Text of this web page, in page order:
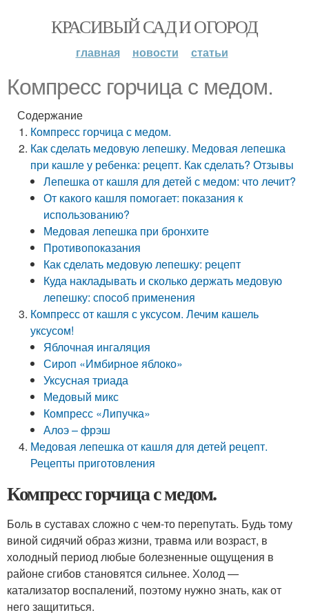
КРАСИВЫЙ САД И ОГОРОД
главная новости статьи
Компресс горчица с медом.
Содержание
Компресс горчица с медом.
Как сделать медовую лепешку. Медовая лепешка
при кашле у ребенка: рецепт. Как сделать? Отзывы
Лепешка от кашля для детей с медом: что лечит?
От какого кашля помогает: показания к
использованию?
Медовая лепешка при бронхите
Противопоказания
Как сделать медовую лепешку: рецепт
Куда накладывать и сколько держать медовую
лепешку: способ применения
Компресс от кашля с уксусом. Лечим кашель
уксусом!
Яблочная ингаляция
Сироп «Имбирное яблоко»
Уксусная триада
Медовый микс
Компресс «Липучка»
Алоэ – фрэш
Медовая лепешка от кашля для детей рецепт.
Рецепты приготовления
Компресс горчица с медом.
Боль в суставах сложно с чем-то перепутать. Будь тому
виной сидячий образ жизни, травма или возраст, в
холодный период любые болезненные ощущения в
районе сгибов становятся сильнее. Холод —
катализатор воспалений, поэтому нужно знать, как от
него защититься.